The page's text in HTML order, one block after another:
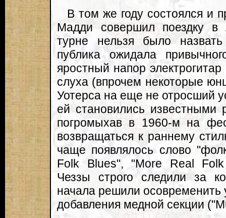
В том же году состоялся и
Мадди совершил поездку
турне нельзя было
публика ожидала
яростный напор
слуха (впрочем некоторые
Уотерса на еще не отросший
ей становились
погромыхав в 1960-м на
возвращаться к раннему
чаще появлялось слово
Folk Blues", "More Real
Чеззы строго следили за
начала решили осовременить
добавления медной секции